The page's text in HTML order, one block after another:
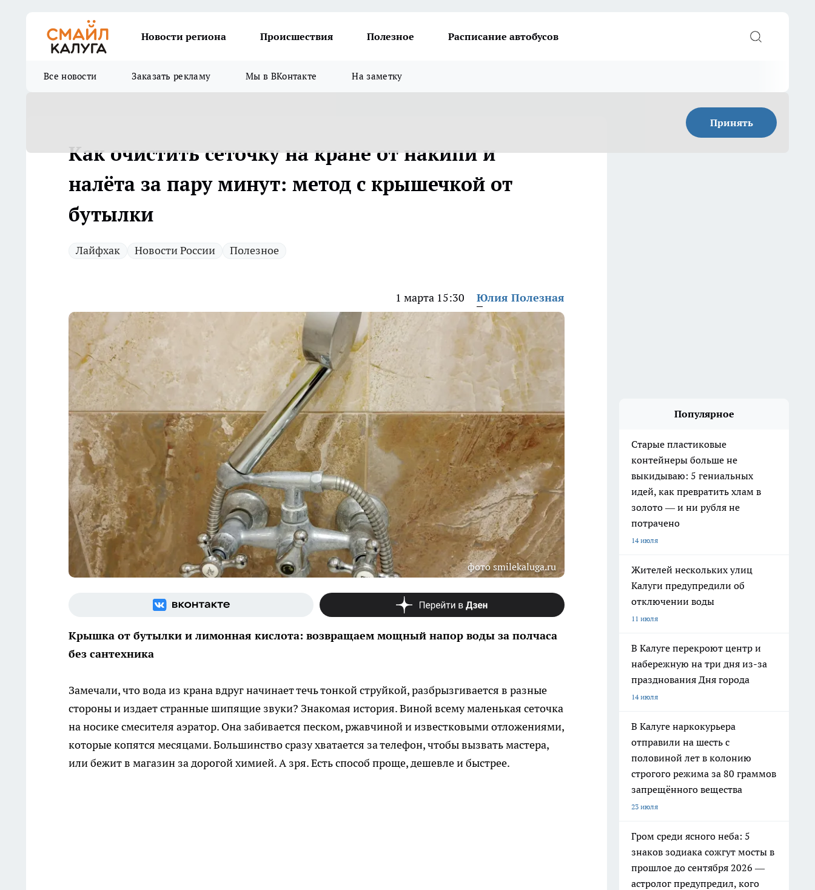
Новости региона Происшествия Полезное Расписание автобусов
Все новости Заказать рекламу Мы в ВКонтакте На заметку
Принять
Как очистить сеточку на кране от накипи и
налёта за пару минут: метод с крышечкой от
бутылки
Лайфхак Новости России Полезное
1 марта 15:30 Юлия Полезная
фото smilekaluga.ru
Крышка от бутылки и лимонная кислота: возвращаем мощный напор воды за полчаса
без сантехника
Замечали, что вода из крана вдруг начинает течь тонкой струйкой, разбрызгивается в разные
стороны и издает странные шипящие звуки? Знакомая история. Виной всему маленькая сеточка
на носике смесителя аэратор. Она забивается песком, ржавчиной и известковыми отложениями,
которые копятся месяцами. Большинство сразу хватается за телефон, чтобы вызвать мастера,
или бежит в магазин за дорогой химией. А зря. Есть способ проще, дешевле и быстрее.
Популярное
Старые пластиковые
контейнеры больше не
выкидываю: 5 гениальных
идей, как превратить хлам в
золото — и ни рубля не
потрачено
14 июля
Жителей нескольких улиц
Калуги предупредили об
отключении воды
11 июля
В Калуге перекроют центр и
набережную на три дня из-за
празднования Дня города
14 июля
В Калуге наркокурьера
отправили на шесть с
половиной лет в колонию
строгого режима за 80 граммов
запрещённого вещества
23 июля
Гром среди ясного неба: 5
знаков зодиака сожгут мосты в
прошлое до сентября 2026 —
астролог предупредил, кого